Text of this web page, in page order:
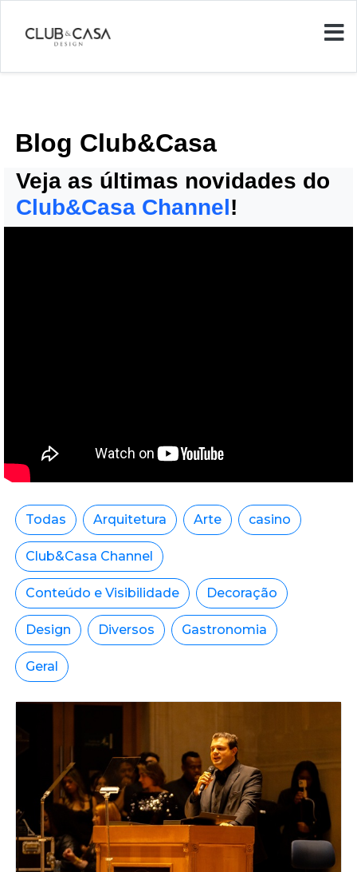
Blog Club&Casa
Veja as últimas novidades do
Club&Casa Channel!
Todas Arquitetura Arte casino
Club&Casa Channel
Conteúdo e Visibilidade Decoração
Design Diversos Gastronomia
Geral